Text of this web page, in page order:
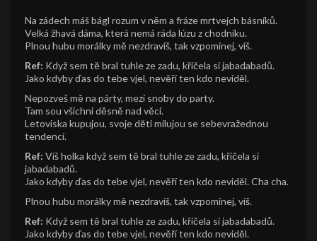
Na zádech máš bágl rozum v něm a fráze mrtvejch básníků.
Velká žhavá dáma, která nemá ráda lúzu z chodníku.
Plnou hubu morálky mě nezdravíš, tak vzpomínej, víš.
Ref: Když sem tě bral tuhle ze zadu, křičela si jabadabadů.
Jako kdyby ďas do tebe vjel, nevěří ten kdo neviděl.
Nepozveš mě na párty, mezi snoby do party.
Tam sou všichni děsně nad věcí.
Letoviska kupujou, svoje děti milujou se sebevražednou
tendencí.
Ref: Víš holka když sem tě bral tuhle ze zadu, křičela si
jabadabadů.
Jako kdyby ďas do tebe vjel, nevěří ten kdo neviděl. Cha cha.
Plnou hubu morálky mě nezdravíš, tak vzpomínej, víš.
Ref: Když sem tě bral tuhle ze zadu, křičela si jabadabadů.
Jako kdyby ďas do tebe vjel, nevěří ten kdo neviděl.